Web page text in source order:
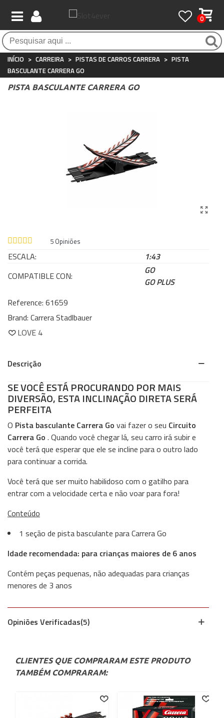
0
Atendimento ao Cliente
Whatsapp+34 697 854 500
Frete grátis / 24 horas
Para compras acima de €90
Pagamento 100% seguro
Compras seguras com SSL o tempo todo
INÍCIO > CARREIRA > PISTAS DE CARROS CARRERA > PISTA
BASCULANTE CARRERA GO
PISTA BASCULANTE CARRERA GO
5 Opiniões
ESCALA:
1:43
COMPATIBLE CON:
GO
GO PLUS
Reference: 61659
Brand: Carrera Stadlbauer
LOVE 4
Descrição
SE VOCÊ ESTÁ PROCURANDO POR MAIS
DIVERSÃO, ESTA INCLINAÇÃO DIRETA SERÁ
PERFEITA
O Pista basculante Carrera Go vai fazer o seu Circuito
Carrera Go . Quando você chegar lá, seu carro irá subir e
você terá que esperar que ele se incline para o outro lado
para continuar a corrida.
Você terá que ser muito habilidoso com o gatilho para
entrar com a velocidade certa e não voar para fora!
Conteúdo
1 seção de pista basculante para Carrera Go
Idade recomendada: para crianças maiores de 6 anos
Contém peças pequenas, não adequadas para crianças
menores de 3 anos
Opiniões Verificadas(5)
CLIENTES QUE COMPRARAM ESTE PRODUTO
TAMBÉM COMPRARAM: